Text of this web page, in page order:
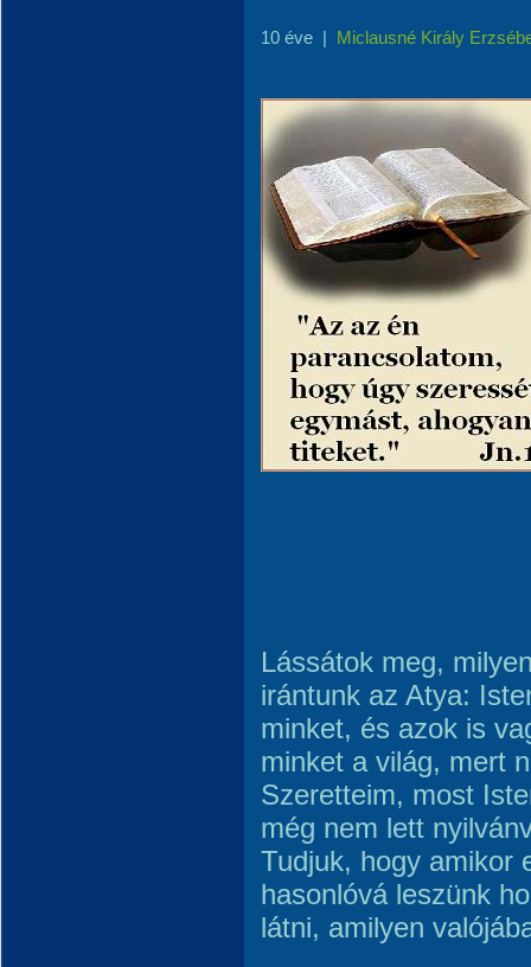
10 éve | Miclausné Király
Lássátok meg,
irántunk az Atya:
minket, és azok is
minket a világ, mert
Szeretteim, most
még nem lett
Tudjuk, hogy amikor
hasonlóvá leszünk
látni, amilyen